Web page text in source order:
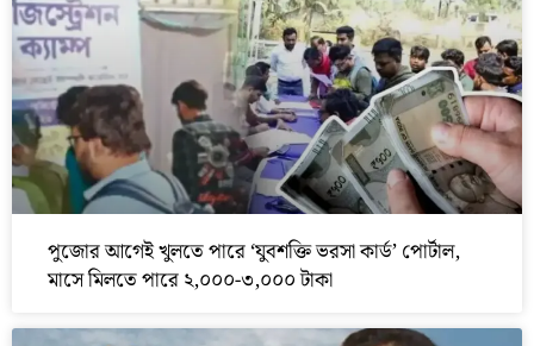
পুজোর আগেই খুলতে পারে ‘যুবশক্তি ভরসা কার্ড’ পোর্টাল,
মাসে মিলতে পারে ২,০০০-৩,০০০ টাকা